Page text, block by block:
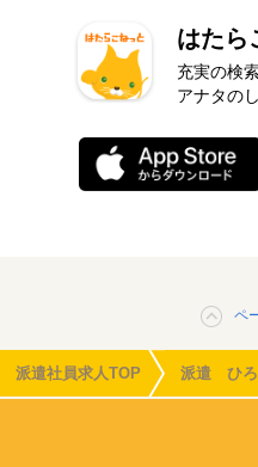
はたら
充実の検
アナタの
ペ
派遣社員求人TOP 派遣 ひ